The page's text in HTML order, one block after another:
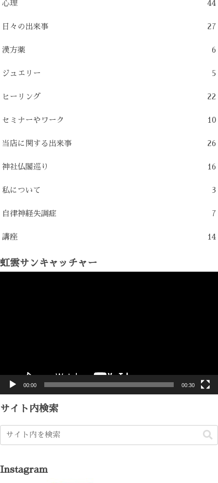
心理 44
日々の出来事 27
漢方薬 6
ジュエリー 5
ヒーリング 22
セミナーやワーク 10
当店に関する出来事 26
神社仏閣巡り 16
私について 3
自律神経失調症 7
講座 14
虹雲サンキャッチャー
00:00 00:30
サイト内検索
Instagram